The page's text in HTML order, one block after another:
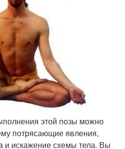
этой позы можно
потрясающие явления,
и искажение схемы тела. Вы